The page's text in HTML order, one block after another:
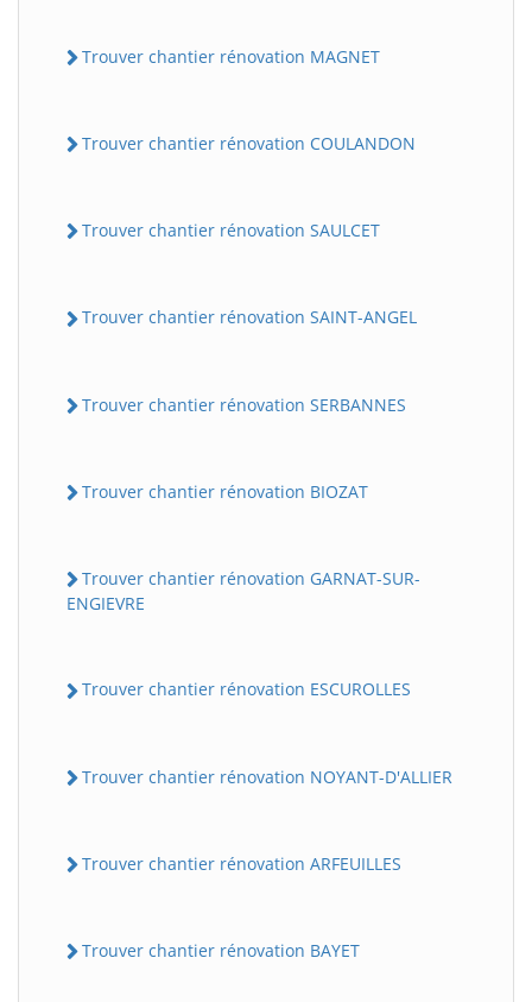
Trouver chantier rénovation MAGNET
Trouver chantier rénovation COULANDON
Trouver chantier rénovation SAULCET
Trouver chantier rénovation SAINT-ANGEL
Trouver chantier rénovation SERBANNES
Trouver chantier rénovation BIOZAT
Trouver chantier rénovation GARNAT-SUR-
ENGIEVRE
Trouver chantier rénovation ESCUROLLES
Trouver chantier rénovation NOYANT-D'ALLIER
Trouver chantier rénovation ARFEUILLES
Trouver chantier rénovation BAYET
B Assistant en ligne